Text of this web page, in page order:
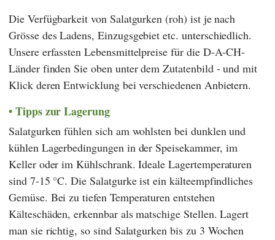
Die Verfügbarkeit von Salatgurken (roh) ist je nach
Grösse des Ladens, Einzugsgebiet etc. unterschiedlich.
Unsere erfassten Lebensmittelpreise für die D-A-CH-
Länder finden Sie oben unter dem Zutatenbild - und mit
Klick deren Entwicklung bei verschiedenen Anbietern.
Tipps zur Lagerung
Salatgurken fühlen sich am wohlsten bei dunklen und
kühlen Lagerbedingungen in der Speisekammer, im
Keller oder im Kühlschrank. Ideale Lagertemperaturen
sind 7-15 °C. Die Salatgurke ist ein kälteempfindliches
Gemüse. Bei zu tiefen Temperaturen entstehen
Kälteschäden, erkennbar als matschige Stellen. Lagert
man sie richtig, so sind Salatgurken bis zu 3 Wochen